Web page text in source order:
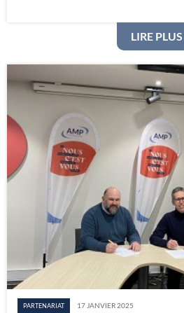
LIRE PLUS
PARTENARIAT 17 JANVIER 2025